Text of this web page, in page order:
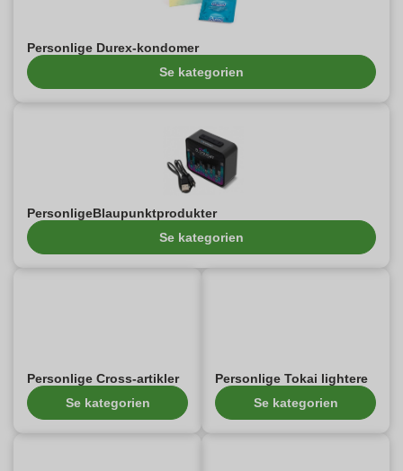
Personlige Durex-kondomer
Se kategorien
PersonligeBlaupunktprodukter
Se kategorien
Personlige Cross-artikler
Se kategorien
Personlige Tokai lightere
Se kategorien